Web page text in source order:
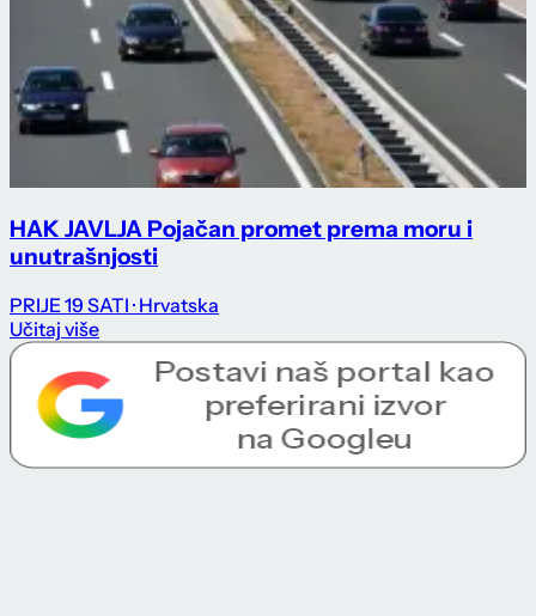
HAK JAVLJA Pojačan promet prema moru i
unutrašnjosti
PRIJE 19 SATI · Hrvatska
Učitaj više